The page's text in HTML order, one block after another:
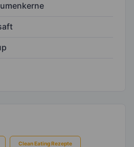
Clean Eating Rezepte